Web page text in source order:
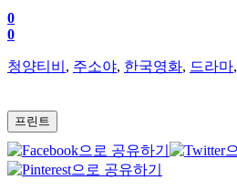
0
0
청양티비 , 주소야, 한국영화, 드라마,
프린트